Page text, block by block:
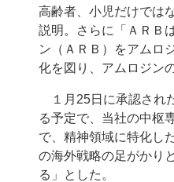
高齢者、小児だけでは
説明。さらに「ＡＲＢ
ン（ＡＲＢ）をアムロ
化を図り、アムロジン
１月25日に承認され
る予定で、当社の中枢
で、精神領域に特化し
の海外戦略の足がかり
る」とした。